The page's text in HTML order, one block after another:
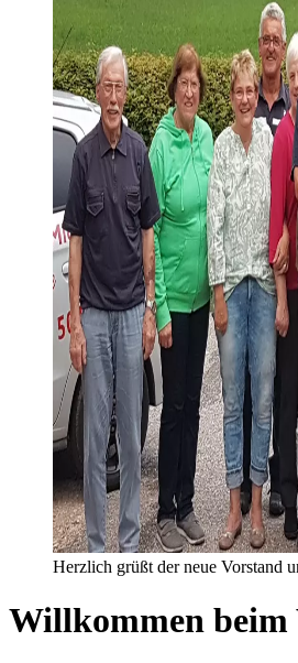
Herzlich grüßt der neue Vorstand
Willkommen